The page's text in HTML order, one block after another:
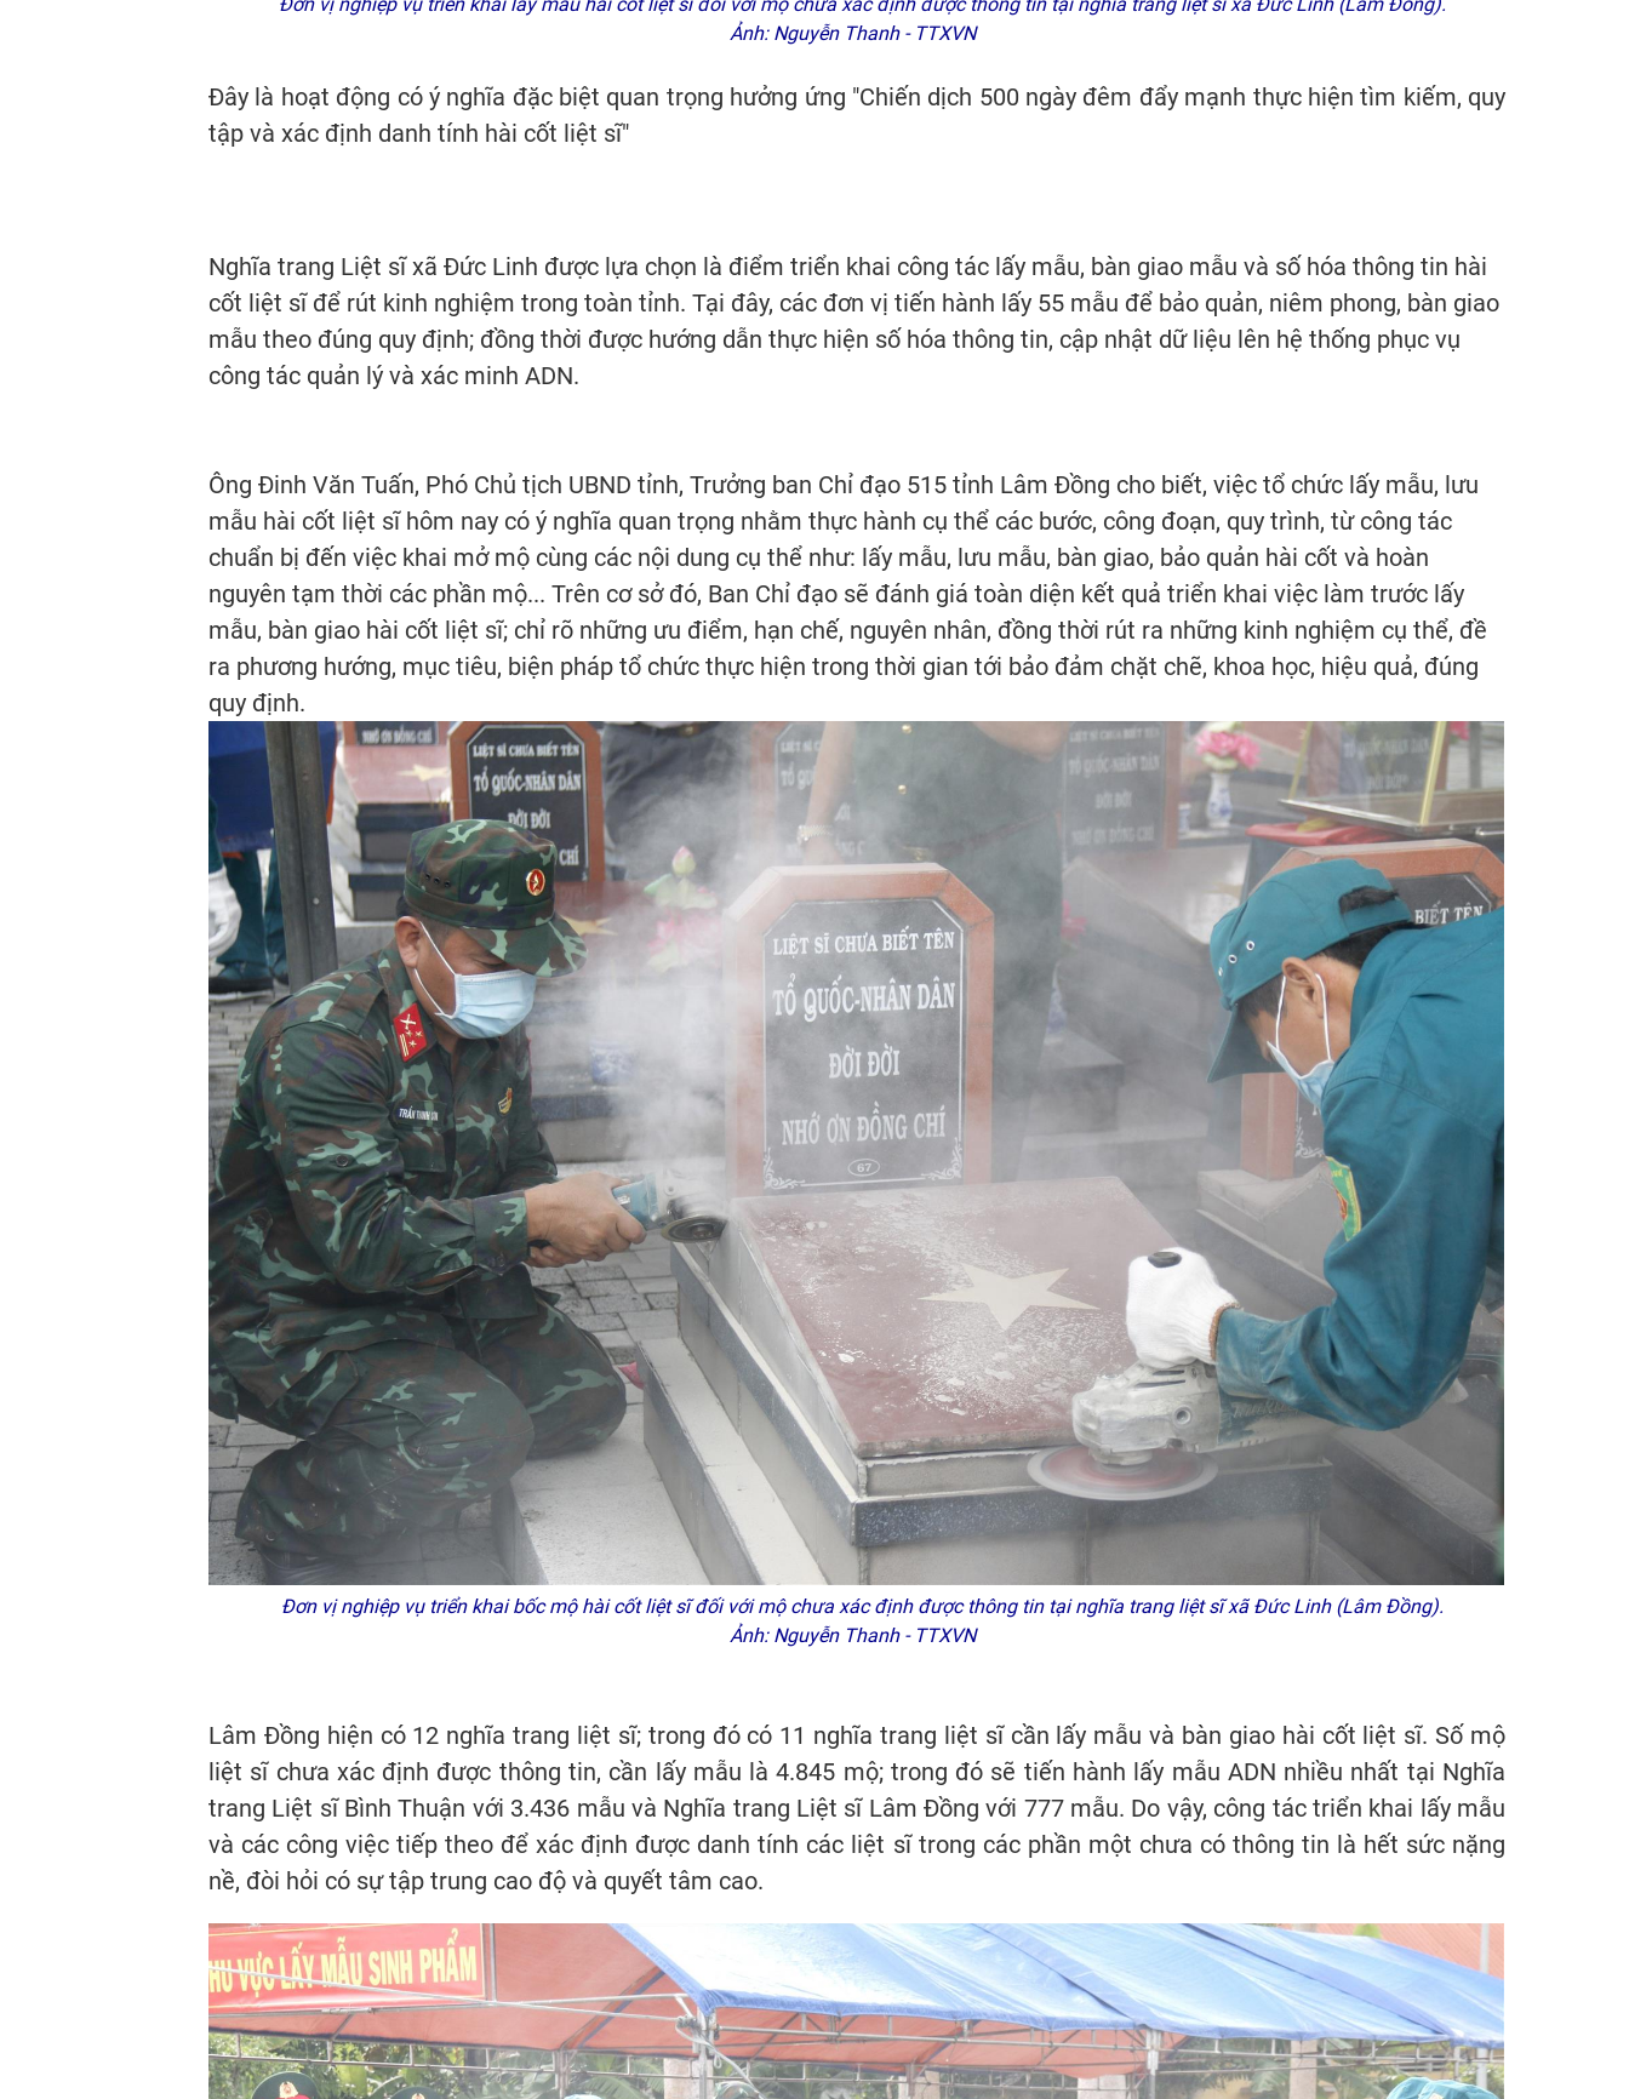
Đơn vị nghiệp vụ triển khai lấy mẫu hài cốt liệt sĩ đối với mộ chưa xác định được thông tin tại nghĩa trang liệt sĩ xã Đức Linh (Lâm Đồng).
Ảnh: Nguyễn Thanh - TTXVN
Đây là hoạt động có ý nghĩa đặc biệt quan trọng hưởng ứng "Chiến dịch 500 ngày đêm đẩy mạnh thực hiện tìm kiếm, quy
tập và xác định danh tính hài cốt liệt sĩ"
Nghĩa trang Liệt sĩ xã Đức Linh được lựa chọn là điểm triển khai công tác lấy mẫu, bàn giao mẫu và số hóa thông tin hài
cốt liệt sĩ để rút kinh nghiệm trong toàn tỉnh. Tại đây, các đơn vị tiến hành lấy 55 mẫu để bảo quản, niêm phong, bàn giao
mẫu theo đúng quy định; đồng thời được hướng dẫn thực hiện số hóa thông tin, cập nhật dữ liệu lên hệ thống phục vụ
công tác quản lý và xác minh ADN.
Ông Đinh Văn Tuấn, Phó Chủ tịch UBND tỉnh, Trưởng ban Chỉ đạo 515 tỉnh Lâm Đồng cho biết, việc tổ chức lấy mẫu, lưu
mẫu hài cốt liệt sĩ hôm nay có ý nghĩa quan trọng nhằm thực hành cụ thể các bước, công đoạn, quy trình, từ công tác
chuẩn bị đến việc khai mở mộ cùng các nội dung cụ thể như: lấy mẫu, lưu mẫu, bàn giao, bảo quản hài cốt và hoàn
nguyên tạm thời các phần mộ... Trên cơ sở đó, Ban Chỉ đạo sẽ đánh giá toàn diện kết quả triển khai việc làm trước lấy
mẫu, bàn giao hài cốt liệt sĩ; chỉ rõ những ưu điểm, hạn chế, nguyên nhân, đồng thời rút ra những kinh nghiệm cụ thể, đề
ra phương hướng, mục tiêu, biện pháp tổ chức thực hiện trong thời gian tới bảo đảm chặt chẽ, khoa học, hiệu quả, đúng
quy định.
Đơn vị nghiệp vụ triển khai bốc mộ hài cốt liệt sĩ đối với mộ chưa xác định được thông tin tại nghĩa trang liệt sĩ xã Đức Linh (Lâm Đồng).
Ảnh: Nguyễn Thanh - TTXVN
Lâm Đồng hiện có 12 nghĩa trang liệt sĩ; trong đó có 11 nghĩa trang liệt sĩ cần lấy mẫu và bàn giao hài cốt liệt sĩ. Số mộ
liệt sĩ chưa xác định được thông tin, cần lấy mẫu là 4.845 mộ; trong đó sẽ tiến hành lấy mẫu ADN nhiều nhất tại Nghĩa
trang Liệt sĩ Bình Thuận với 3.436 mẫu và Nghĩa trang Liệt sĩ Lâm Đồng với 777 mẫu. Do vậy, công tác triển khai lấy mẫu
và các công việc tiếp theo để xác định được danh tính các liệt sĩ trong các phần một chưa có thông tin là hết sức nặng
nề, đòi hỏi có sự tập trung cao độ và quyết tâm cao.